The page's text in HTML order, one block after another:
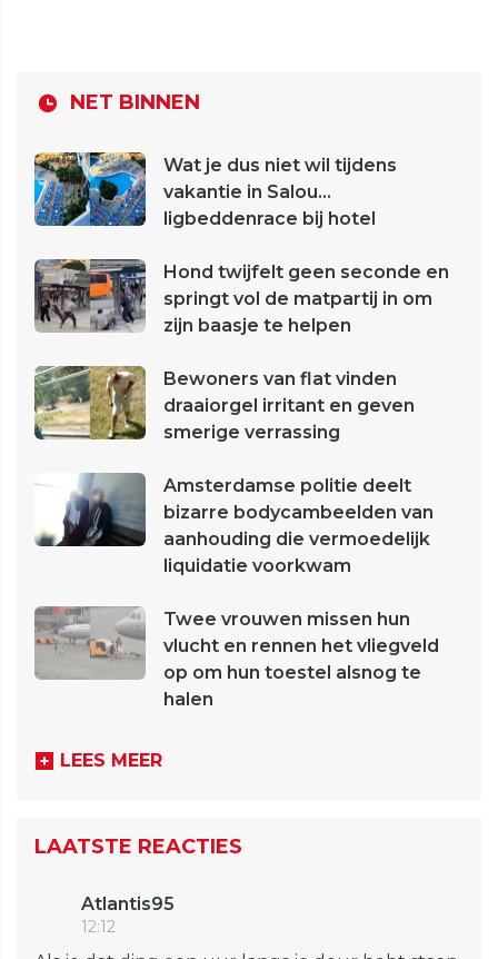
NET BINNEN
Wat je dus niet wil tijdens
vakantie in Salou...
ligbeddenrace bij hotel
Hond twijfelt geen seconde en
springt vol de matpartij in om
zijn baasje te helpen
Bewoners van flat vinden
draaiorgel irritant en geven
smerige verrassing
Amsterdamse politie deelt
bizarre bodycambeelden van
aanhouding die vermoedelijk
liquidatie voorkwam
Twee vrouwen missen hun
vlucht en rennen het vliegveld
op om hun toestel alsnog te
halen
LEES MEER
LAATSTE REACTIES
Atlantis95
12:12